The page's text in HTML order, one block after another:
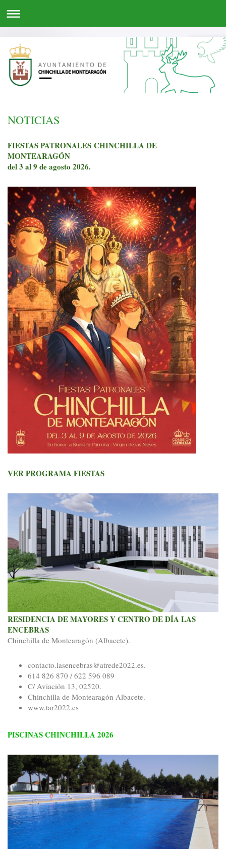
NOTICIAS
FIESTAS PATRONALES CHINCHILLA DE
MONTEARAGÓN
del 3 al 9 de agosto 2026.
VER PROGRAMA FIESTAS
RESIDENCIA DE MAYORES Y CENTRO DE DÍA LAS
ENCEBRAS
Chinchilla de Montearagón (Albacete).
contacto.lasencebras@atrede2022.es.
614 826 870 / 622 596 089
C/ Aviación 13, 02520.
Chinchilla de Montearagón Albacete.
www.tar2022.es
PISCINAS CHINCHILLA 2026